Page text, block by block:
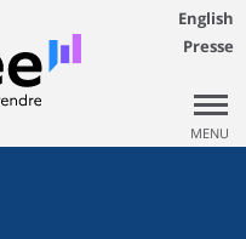
English
Presse
MENU